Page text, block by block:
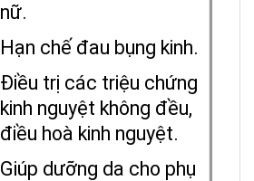
nữ.
Hạn chế đau bụng kinh.
Điều trị các triệu chứng
kinh nguyệt không đều,
điều hoà kinh nguyệt.
Giúp dưỡng da cho phụ